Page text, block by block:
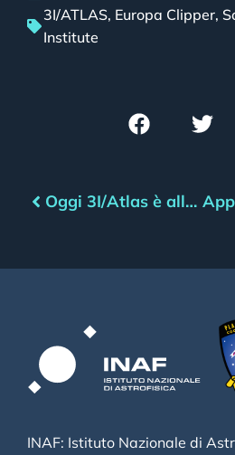
3I/ATLAS, Europa Clipper,
Institute
Oggi 3I/Atlas è alla minima distanza dalla Terra
INAF: Istituto Nazionale di